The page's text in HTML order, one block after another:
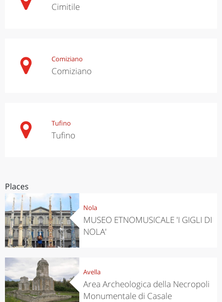
Cimitile
Comiziano
Comiziano
Tufino
Tufino
Places
Nola
MUSEO ETNOMUSICALE 'I GIGLI DI
NOLA'
Avella
Area Archeologica della Necropoli
Monumentale di Casale